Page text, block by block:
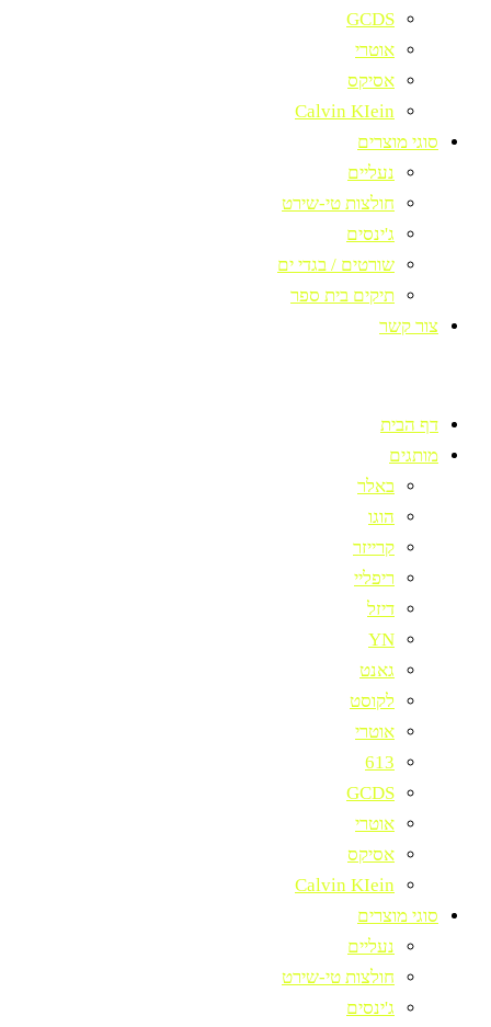
GCDS
אוטרי
אסיקס
Calvin KIein
סוגי מוצרים
נעליים
חולצות טי-שירט
ג'ינסים
שורטים / בגדי ים
תיקים בית ספר
צור קשר
דף הבית
מותגים
באלר
הוגו
קרייזר
ריפליי
דיזל
YN
גאנט
לקוסט
אוטרי
613
GCDS
אוטרי
אסיקס
Calvin KIein
סוגי מוצרים
נעליים
חולצות טי-שירט
ג'ינסים